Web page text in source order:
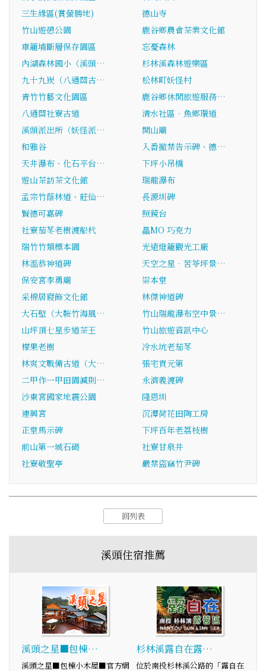
三生緣區(賞螢勝地)
德山寺
竹山遊憩公園
鹿谷鄉農會茶業文化館
車籠埔斷層保存園區
忘憂森林
內湖森林國小（溪頭…
杉林溪森林遊樂區
九十九崁（八通關古…
松林町妖怪村
青竹竹藝文化園區
鹿谷鄉休閒旅遊服務…
八通關社寮古道
清水社區．魚鄉環道
溪頭派出所（妖怪派…
開山廟
和雅谷
入番撤禁告示碑、德…
天井瀑布、化石平台…
下坪小吊橋
遊山茶訪茶文化館
瑞龍瀑布
孟宗竹蔭林道、莊仙…
長源圳碑
賢德可嘉碑
照鏡台
社寮茄苳老樹渡船杙
瞐MO 巧克力
瑞竹竹類標本園
光遠燈籠觀光工廠
林溫恭神道碑
天空之星．苦苓坪景…
保安宮李勇廟
崇本堂
采棉居寢飾文化館
林傑神道碑
大石壁（大鞍竹海風…
竹山瑞龍瀑布空中景…
山坪頂七星步道茶王
竹山旅遊資訊中心
檬果老樹
冷水坑老茄苳
林爽文戰備古道（大…
張宅貢元第
二甲作一甲田園減則…
永濟義渡碑
沙東宮國家地震公園
隆恩圳
連興宮
沉潭荷花田陶工房
正堂馬示碑
下坪百年老荔枝樹
前山第一城石碣
社寮甘泉井
社寮敬聖亭
嚴禁盜竊竹尹碑
回列表
溪頭住宿推薦
溪頭之星■包棟…
溪頭之星■包棟小木屋■官方網
杉林溪露自在露…
位於南投杉林溪公路的「露自在